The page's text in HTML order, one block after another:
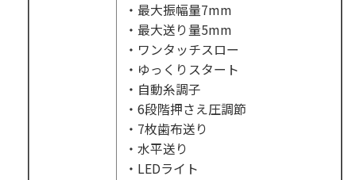
・最大振幅量7mm
・最大送り量5mm
・ワンタッチスロー
・ゆっくりスタート
・自動糸調子
・6段階押さえ圧調節
・7枚歯布送り
・水平送り
・LEDライト